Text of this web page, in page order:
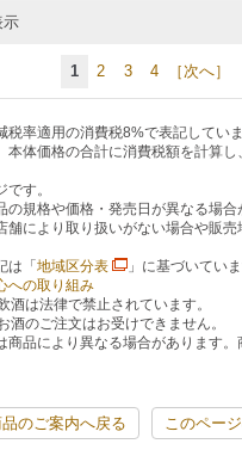
示
1 2 3 4 ［次へ］
税率適用の消費税8%で表記していま
本体価格の合計に消費税額を計算
です。
の規格や価格・発売日が異なる場合
舗により取り扱いがない場合や販
は「 地域区分表
」に基づいていま
への取り組み
酒は法律で禁止されています。
酒のご注文はお受けできません。
商品により異なる場合があります
のご案内へ戻る このペー